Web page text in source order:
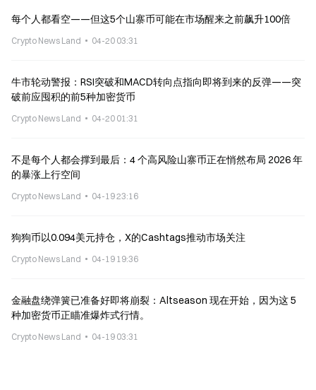
每个人都看空——但这5个山寨币可能在市场醒来之前飙升100倍
Crypto News Land 04-20 03:31
牛市轮动警报：RSI突破和MACD转向点指向即将到来的反弹——突
破前应囤积的前5种加密货币
Crypto News Land 04-20 01:31
不是每个人都会撑到最后：4 个高风险山寨币正在悄然布局 2026 年
的暴涨上行空间
Crypto News Land 04-19 23:16
狗狗币以0.094美元持仓，X的Cashtags推动市场关注
Crypto News Land 04-19 19:36
金融盘绕弹簧已准备好即将崩裂：Altseason 现在开始，因为这 5
种加密货币正瞄准爆炸式行情。
Crypto News Land 04-19 03:31